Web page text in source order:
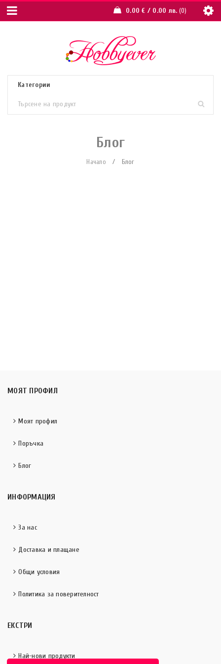
0.00€ / 0.00 лв. 0
Блог
Начало / Блог
МОЯТ ПРОФИЛ
Моят профил
Поръчка
Блог
ИНФОРМАЦИЯ
За нас
Доставка и плащане
Общи условия
Политика за поверителност
ЕКСТРИ
Най-нови продукти